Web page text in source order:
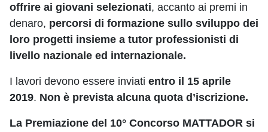
offrire ai giovani selezionati, accanto ai premi in
denaro, percorsi di formazione sullo sviluppo dei
loro progetti insieme a tutor professionisti di
livello nazionale ed internazionale.
I lavori devono essere inviati entro il 15 aprile
2019. Non è prevista alcuna quota d’iscrizione.
La Premiazione del 10° Concorso MATTADOR si